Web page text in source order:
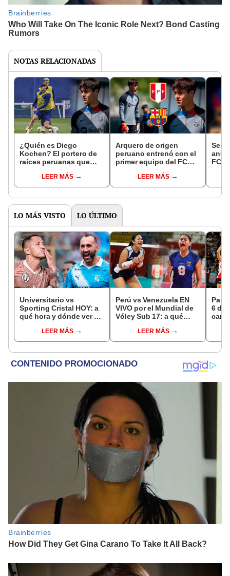
NOTAS RELACIONADAS
¿Quién es Diego
Kochen? El portero de
raíces peruanas que
con Lewandowski
LEER MÁS
Arquero de origen
peruano entrenó con el
primer equipo del FC
órdenes de Xavi
LEER MÁS
FC
LO MÁS VISTO LO ÚLTIMO
Universitario vs
Sporting Cristal HOY: a
qué hora y dónde ver el
Clausura de la Liga 1
2026
LEER MÁS
Perú vs Venezuela EN
VIVO por el Mundial de
Vóley Sub 17: a qué
partido de la fecha 2
LEER MÁS
6 de